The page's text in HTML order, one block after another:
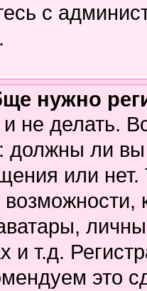
с
нужно
не делать.
ли вы
или
и т.д.
это